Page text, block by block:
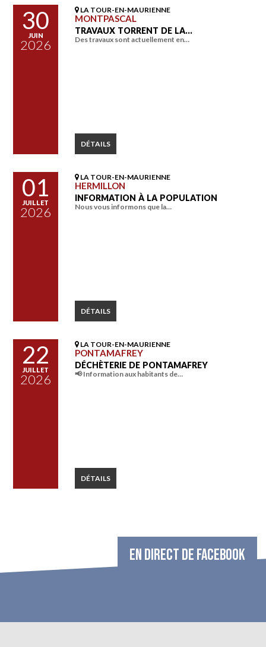
30
JUIN
2026
LA TOUR-EN-MAURIENNE
MONTPASCAL
TRAVAUX TORRENT DE LA…
Des travaux sont actuellement en…
DÉTAILS
01
JUILLET
2026
LA TOUR-EN-MAURIENNE
HERMILLON
INFORMATION À LA POPULATION
Nous vous informons que la…
DÉTAILS
22
JUILLET
2026
LA TOUR-EN-MAURIENNE
PONTAMAFREY
DÉCHÈTERIE DE PONTAMAFREY
📢 Information aux habitants de…
DÉTAILS
EN DIRECT DE FACEBOOK